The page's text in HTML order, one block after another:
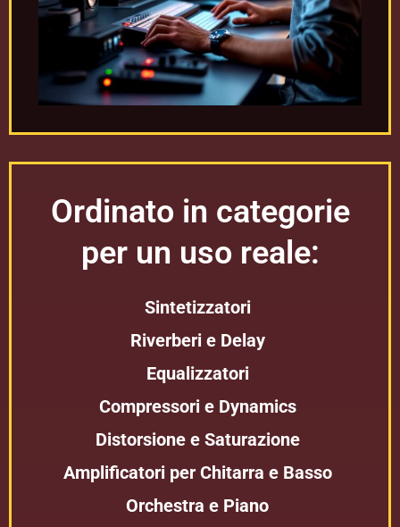
Ordinato in categorie
per un uso reale:
Sintetizzatori
Riverberi e Delay
Equalizzatori
Compressori e Dynamics
Distorsione e Saturazione
Amplificatori per Chitarra e Basso
Orchestra e Piano